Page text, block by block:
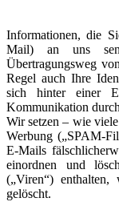
Informationen, die
Mail) an uns
Übertragungsweg
Regel auch Ihre
sich hinter einer
Kommunikation
Wir setzen – wie
Werbung („SPAM-
E-Mails
einordnen und
(„Viren“)
gelöscht.